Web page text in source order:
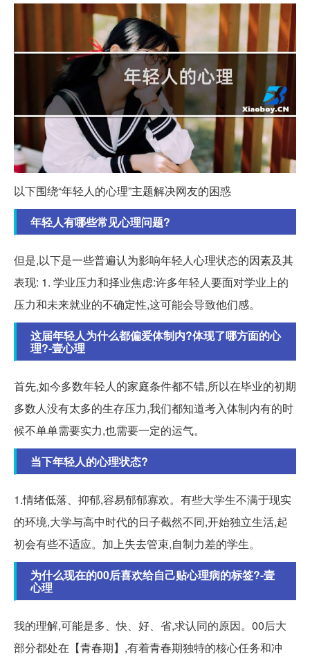
以下围绕“年轻人的心理”主题解决网友的困惑
年轻人有哪些常见心理问题?
但是,以下是一些普遍认为影响年轻人心理状态的因素及其
表现: 1. 学业压力和择业焦虑:许多年轻人要面对学业上的
压力和未来就业的不确定性,这可能会导致他们感。
这届年轻人为什么都偏爱体制内?体现了哪方面的心
理?-壹心理
首先,如今多数年轻人的家庭条件都不错,所以在毕业的初期
多数人没有太多的生存压力,我们都知道考入体制内有的时
候不单单需要实力,也需要一定的运气。
当下年轻人的心理状态?
1.情绪低落、抑郁,容易郁郁寡欢。有些大学生不满于现实
的环境,大学与高中时代的日子截然不同,开始独立生活,起
初会有些不适应。加上失去管束,自制力差的学生。
为什么现在的00后喜欢给自己贴心理病的标签?-壹
心理
我的理解,可能是多、快、好、省,求认同的原因。00后大
部分都处在【青春期】,有着青春期独特的核心任务和冲